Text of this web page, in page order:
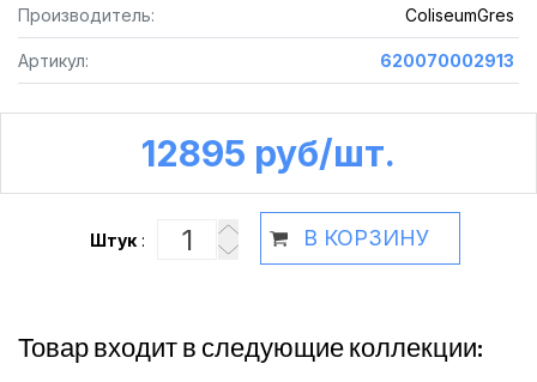
Производитель: ColiseumGres
Артикул: 620070002913
12895 руб /шт.
Штук: В КОРЗИНУ
Товар входит в следующие коллекции: